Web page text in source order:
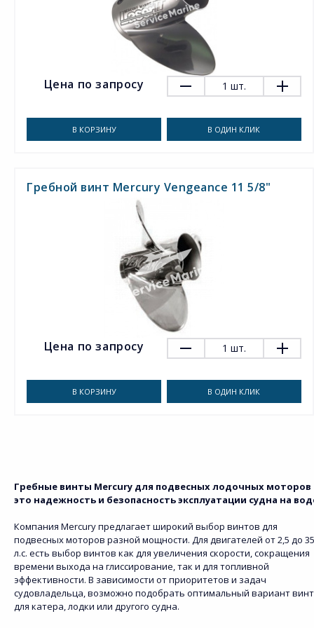
Цена по запросу 1 шт.
В КОРЗИНУ В ОДИН КЛИК
Гребной винт Mercury Vengeance 11 5/8"
Цена по запросу 1 шт.
В КОРЗИНУ В ОДИН КЛИК
Гребные винты Mercury для подвесных лодочных моторов
это надежность и безопасность эксплуатации судна на
Компания Mercury предлагает широкий выбор винтов для
подвесных моторов разной мощности. Для двигателей от 2,5 до
л.с. есть выбор винтов как для увеличения скорости, сокращения
времени выхода на глиссирование, так и для топливной
эффективности. В зависимости от приоритетов и задач
судовладельца, возможно подобрать оптимальный вариант
для катера, лодки или другого судна.